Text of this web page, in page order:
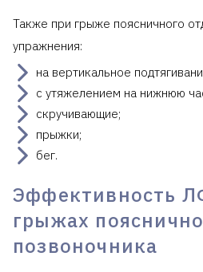
Также при грыже поясничного
упражнения:
на вертикальное
с утяжелением на нижнюю
скручивающие;
прыжки;
бег.
Эффективность
грыжах
позвоночника